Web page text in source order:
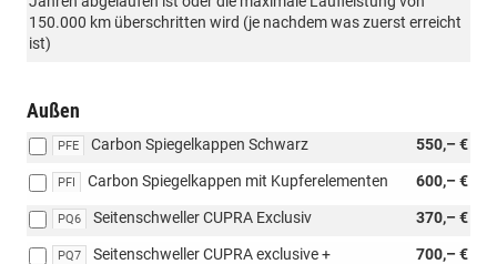
150.000 km überschritten wird (je nachdem was zuerst erreicht
ist)
Außen
PFE 550,– €
Carbon Spiegelkappen Schwarz
PFI 600,– €
Carbon Spiegelkappen mit Kupferelementen
PQ6 370,– €
Seitenschweller CUPRA Exclusiv
PQ7 700,– €
Seitenschweller CUPRA exclusive +